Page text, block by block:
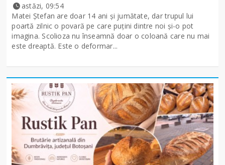
astăzi, 09:54
Matei Ștefan are doar 14 ani și jumătate, dar trupul lui
poartă zilnic o povară pe care puțini dintre noi și-o pot
imagina. Scolioza nu înseamnă doar o coloană care nu mai
este dreaptă. Este o deformar...